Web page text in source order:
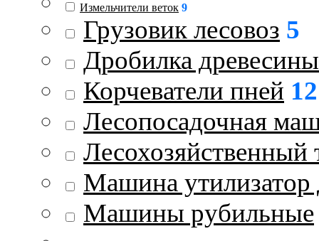
Измельчители веток 9
Грузовик лесовоз 5
Дробилка древесины
Корчеватели пней 12
Лесопосадочная
Лесохозяйственный
Машина утилизатор
Машины рубильные